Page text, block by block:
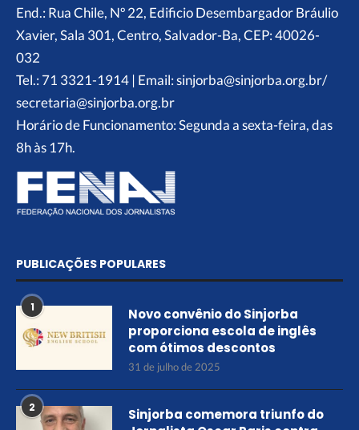
End.: Rua Chile, Nº 22, Edificio Desembargador Bráulio
Xavier, Sala 301, Centro, Salvador-Ba, CEP: 40026-
032
Tel.: 71 3321-1914 | Email: sinjorba@sinjorba.org.br/
secretaria@sinjorba.org.br
Horário de Funcionamento: Segunda a sexta-feira, das
8h às 17h.
PUBLICAÇÕES POPULARES
1
Novo convênio do Sinjorba
proporciona escola de inglês
com ótimos descontos
31 de julho de 2025
2
Sinjorba comemora triunfo do